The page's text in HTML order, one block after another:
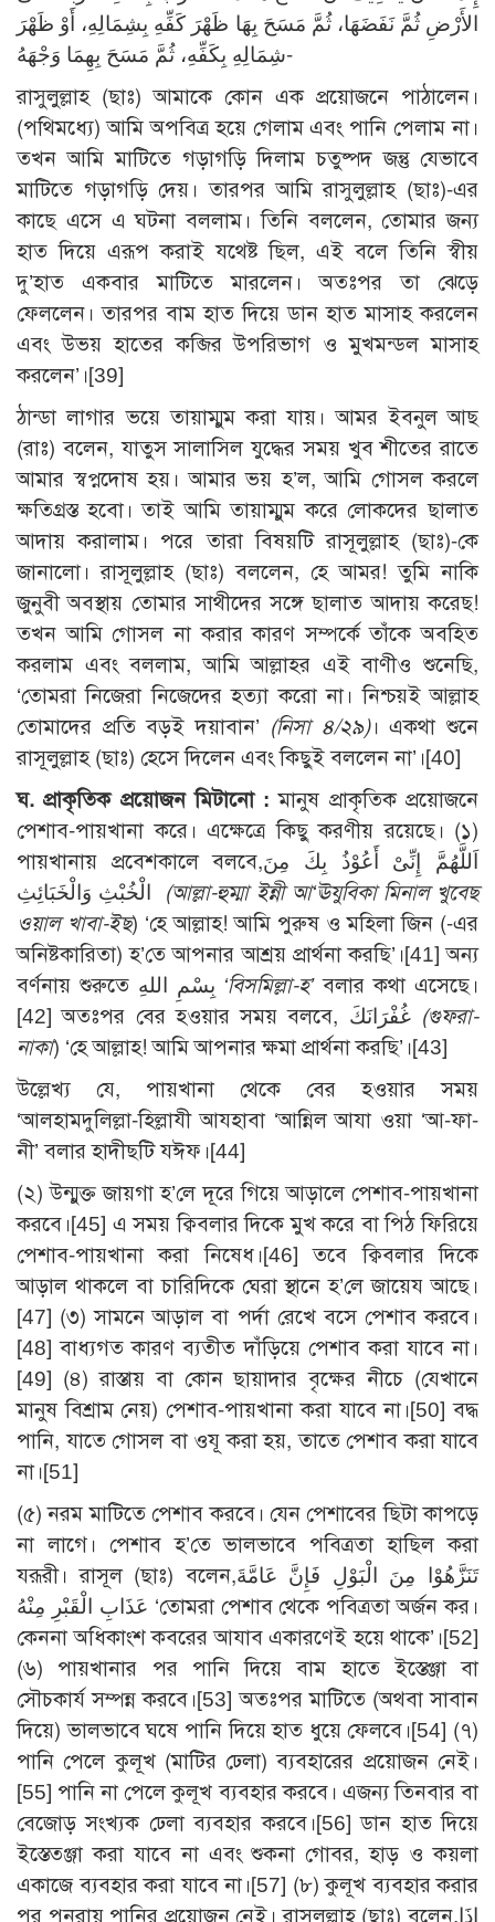
الأَرْضِ ثُمَّ نَفَضَهَا، ثُمَّ مَسَحَ بِهَا ظَهْرَ كَفِّهِ بِشِمَالِهِ، أَوْ ظَهْرَ
شِمَالِهِ بِكَفِّهِ، ثُمَّ مَسَحَ بِهِمَا وَجْهَهُ-
রাসুলুল্লাহ (ছাঃ) আমাকে কোন এক প্রয়োজনে পাঠালেন।
(পথিমধ্যে) আমি অপবিত্র হয়ে গেলাম এবং পানি পেলাম না।
তখন আমি মাটিতে গড়াগড়ি দিলাম চতুষ্পদ জন্তু যেভাবে
মাটিতে গড়াগড়ি দেয়। তারপর আমি রাসুলুল্লাহ (ছাঃ)-এর
কাছে এসে এ ঘটনা বললাম। তিনি বললেন, তোমার জন্য
হাত দিয়ে এরূপ করাই যথেষ্ট ছিল, এই বলে তিনি স্বীয়
দু’হাত একবার মাটিতে মারলেন। অতঃপর তা ঝেড়ে
ফেললেন। তারপর বাম হাত দিয়ে ডান হাত মাসাহ করলেন
এবং উভয় হাতের কব্জির উপরিভাগ ও মুখমন্ডল মাসাহ
করলেন’।[39]
ঠান্ডা লাগার ভয়ে তায়াম্মুম করা যায়। আমর ইবনুল আছ
(রাঃ) বলেন, যাতুস সালাসিল যুদ্ধের সময় খুব শীতের রাতে
আমার স্বপ্নদোষ হয়। আমার ভয় হ’ল, আমি গোসল করলে
ক্ষতিগ্রস্ত হবো। তাই আমি তায়াম্মুম করে লোকদের ছালাত
আদায় করালাম। পরে তারা বিষয়টি রাসূলুল্লাহ (ছাঃ)-কে
জানালো। রাসূলুল্লাহ (ছাঃ) বললেন, হে আমর! তুমি নাকি
জুনুবী অবস্থায় তোমার সাথীদের সঙ্গে ছালাত আদায় করেছ!
তখন আমি গোসল না করার কারণ সম্পর্কে তাঁকে অবহিত
করলাম এবং বললাম, আমি আল্লাহর এই বাণীও শুনেছি,
‘তোমরা নিজেরা নিজেদের হত্যা করো না। নিশ্চয়ই আল্লাহ
তোমাদের প্রতি বড়ই দয়াবান’ (নিসা ৪/২৯)। একথা শুনে
রাসূলুল্লাহ (ছাঃ) হেসে দিলেন এবং কিছুই বললেন না’।[40]
ঘ. প্রাকৃতিক প্রয়োজন মিটানো :মানুষ প্রাকৃতিক প্রয়োজনে
পেশাব-পায়খানা করে। এক্ষেত্রে কিছু করণীয় রয়েছে। (১)
পায়খানায় প্রবেশকালে বলবে,اَللَّهُمَّ إِنِّىْ أَعُوْذُ بِكَ مِنَ
(আল্লা-হুম্মা ইন্নী আ‘ঊযুবিকা মিনাল খুব্ছে
ওয়াল খাবা-ইছ) ‘হে আল্লাহ! আমি পুরুষ ও মহিলা জিন (-এর
অনিষ্টকারিতা) হ’তে আপনার আশ্রয় প্রার্থনা করছি’।[41] অন্য
‘বিসমিল্লা-হ’বলার কথা এসেছে।
[42] অতঃপর বের হওয়ার সময় বলবে, غُفْرَانَكَ (গুফরা-
নাকা) ‘হে আল্লাহ! আমি আপনার ক্ষমা প্রার্থনা করছি’।[43]
উল্লেখ্য যে, পায়খানা থেকে বের হওয়ার সময়
‘আলহামদুলিল্লা-হিল্লাযী আযহাবা ‘আন্নিল আযা ওয়া ‘আ-ফা-
নী’ বলার হাদীছটি যঈফ।[44]
(২) উন্মুক্ত জায়গা হ’লে দূরে গিয়ে আড়ালে পেশাব-পায়খানা
করবে।[45] এ সময় ক্বিবলার দিকে মুখ করে বা পিঠ ফিরিয়ে
পেশাব-পায়খানা করা নিষেধ।[46] তবে ক্বিবলার দিকে
আড়াল থাকলে বা চারিদিকে ঘেরা স্থানে হ’লে জায়েয আছে।
[47] (৩) সামনে আড়াল বা পর্দা রেখে বসে পেশাব করবে।
[48] বাধ্যগত কারণ ব্যতীত দাঁড়িয়ে পেশাব করা যাবে না।
[49] (৪) রাস্তায় বা কোন ছায়াদার বৃক্ষের নীচে (যেখানে
মানুষ বিশ্রাম নেয়) পেশাব-পায়খানা করা যাবে না।[50] বদ্ধ
পানি, যাতে গোসল বা ওযূ করা হয়, তাতে পেশাব করা যাবে
না।[51]
(৫) নরম মাটিতে পেশাব করবে। যেন পেশাবের ছিটা কাপড়ে
না লাগে। পেশাব হ’তে ভালভাবে পবিত্রতা হাছিল করা
যরূরী। রাসূল (ছাঃ) বলেন,تَنَزَّهُوْا مِنَ الْبَوْلِ فَإِنَّ عَامَّةَ
عَذَابِ الْقَبْرِ مِنْهُ ‘তোমরা পেশাব থেকে পবিত্রতা অর্জন কর।
কেননা অধিকাংশ কবরের আযাব একারণেই হয়ে থাকে’।[52]
(৬) পায়খানার পর পানি দিয়ে বাম হাতে ইস্তেঞ্জা বা
সৌচকার্য সম্পন্ন করবে।[53] অতঃপর মাটিতে (অথবা সাবান
দিয়ে) ভালভাবে ঘষে পানি দিয়ে হাত ধুয়ে ফেলবে।[54] (৭)
পানি পেলে কুলূখ (মাটির ঢেলা) ব্যবহারের প্রয়োজন নেই।
[55] পানি না পেলে কুলূখ ব্যবহার করবে। এজন্য তিনবার বা
বেজোড় সংখ্যক ঢেলা ব্যবহার করবে।[56] ডান হাত দিয়ে
ইস্তেতঞ্জা করা যাবে না এবং শুকনা গোবর, হাড় ও কয়লা
একাজে ব্যবহার করা যাবে না।[57] (৮) কুলূখ ব্যবহার করার
পর পুনরায় পানির প্রয়োজন নেই। রাসূলুল্লাহ (ছাঃ) বলেন,إِذَا